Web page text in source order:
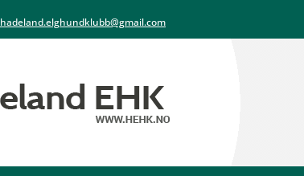
hadeland.elghundklubb@gmail.com